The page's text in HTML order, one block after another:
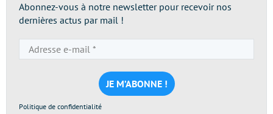
Abonnez-vous à notre newsletter pour recevoir nos
dernières actus par mail !
e-
mail
*
Politique de confidentialité